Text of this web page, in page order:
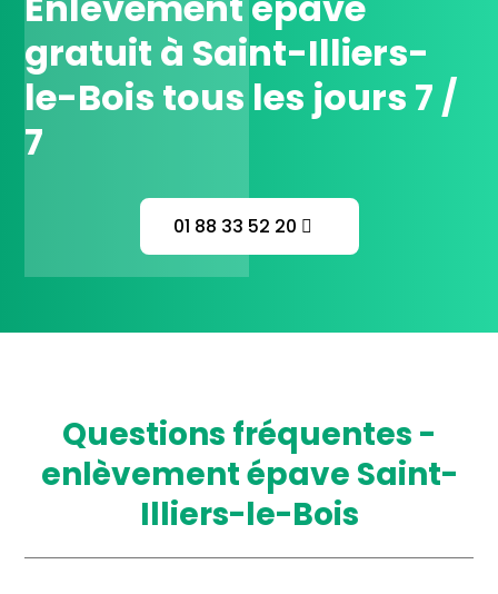
gratuit à Saint-Illiers-
le-Bois tous les jours 7 /
7
01 88 33 52 20
questions fréquentes -
enlèvement épave Saint-
Illiers-le-Bois